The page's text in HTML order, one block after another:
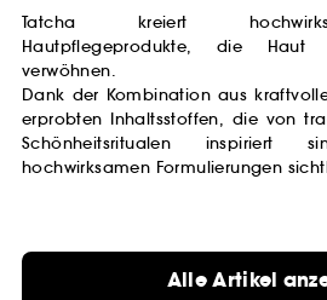
Tatcha kreiert
Hautpflegeprodukte, die
verwöhnen.
Dank der Kombination aus
erprobten Inhaltsstoffen, die von
Schönheitsritualen inspiriert
hochwirksamen Formulierungen
Alle Artikel